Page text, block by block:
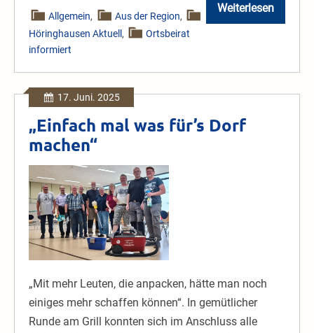
Weiterlesen
Förderung
privater
Allgemein, Aus der Region,
Höringhausen Aktuell ,
Ortsbeirat
informiert
17. Juni. 2025
„Einfach mal was für’s Dorf
machen“
„Einfach
mal
was
für’s
Dorf
„Mit mehr Leuten, die anpacken, hätte man noch
einiges mehr schaffen können“. In gemütlicher
Runde am Grill konnten sich im Anschluss alle